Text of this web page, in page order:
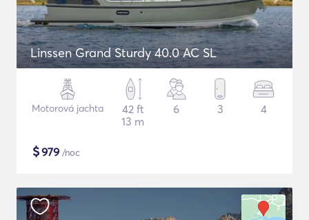
Linssen Grand Sturdy 40.0 AC SL
Motorová jachta
42 ft
13 m
6 3 4
$979 /noc